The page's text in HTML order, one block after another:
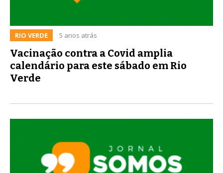
RIO VERDE 5 anos atrás
Vacinação contra a Covid amplia
calendário para este sábado em Rio
Verde